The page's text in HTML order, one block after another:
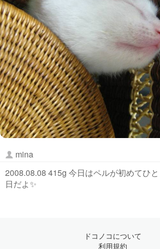
mina
2008.08.08 415g 今日はペルが初めてひ
日だよ✨
ドコノコについて
利用規約